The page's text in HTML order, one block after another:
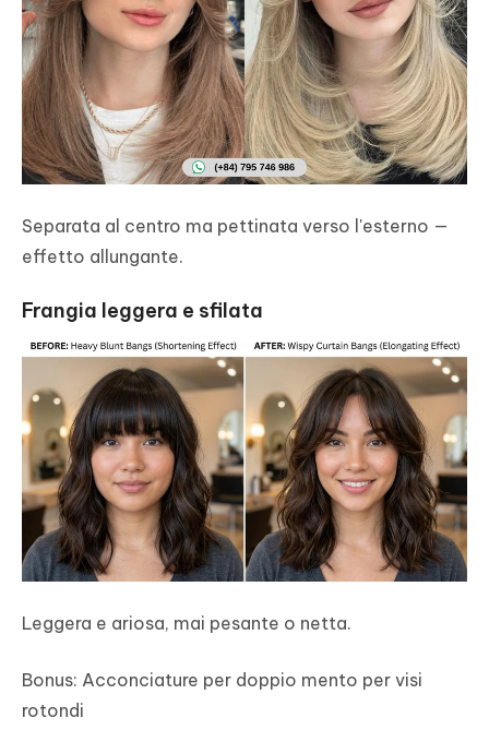
Separata al centro ma pettinata verso l'esterno —
effetto allungante.
Frangia leggera e sfilata
Leggera e ariosa, mai pesante o netta.
Bonus: Acconciature per doppio mento per visi
rotondi